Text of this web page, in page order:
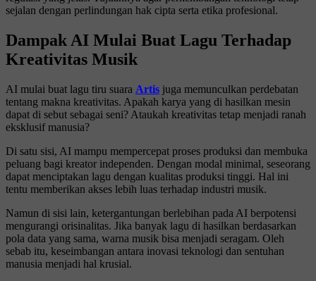
sejalan dengan perlindungan hak cipta serta etika profesional.
Dampak AI Mulai Buat Lagu Terhadap
Kreativitas Musik
AI mulai buat lagu tiru suara Artis juga memunculkan perdebatan
tentang makna kreativitas. Apakah karya yang di hasilkan mesin
dapat di sebut sebagai seni? Ataukah kreativitas tetap menjadi ranah
eksklusif manusia?
Di satu sisi, AI mampu mempercepat proses produksi dan membuka
peluang bagi kreator independen. Dengan modal minimal, seseorang
dapat menciptakan lagu dengan kualitas produksi tinggi. Hal ini
tentu memberikan akses lebih luas terhadap industri musik.
Namun di sisi lain, ketergantungan berlebihan pada AI berpotensi
mengurangi orisinalitas. Jika banyak lagu di hasilkan berdasarkan
pola data yang sama, warna musik bisa menjadi seragam. Oleh
sebab itu, keseimbangan antara inovasi teknologi dan sentuhan
manusia menjadi hal krusial.